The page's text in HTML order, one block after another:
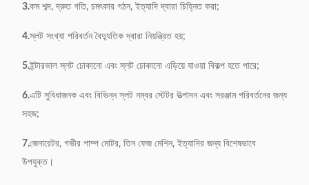
3.কম শব্দ, দ্রুত গতি, চমৎকার গঠন, ইত্যাদি দ্বারা চিহ্নিত করা;
4.স্লট সংখ্যা পরিবর্তন বৈদ্যুতিক দ্বারা নিয়ন্ত্রিত হয়;
5.ইন্টারভাল স্লট ঢোকানো এবং স্লট ঢোকানো এড়িয়ে যাওয়া বিকল্প হতে পারে;
6.এটি সুবিধাজনক এবং বিভিন্ন স্লট নম্বর স্টেটর উত্পাদন এবং সরঞ্জাম পরিবর্তনের জন্য
সহজ;
7.জেনারেটর, গভীর পাম্প মোটর, তিন ফেজ মেশিন, ইত্যাদির জন্য বিশেষভাবে
উপযুক্ত।